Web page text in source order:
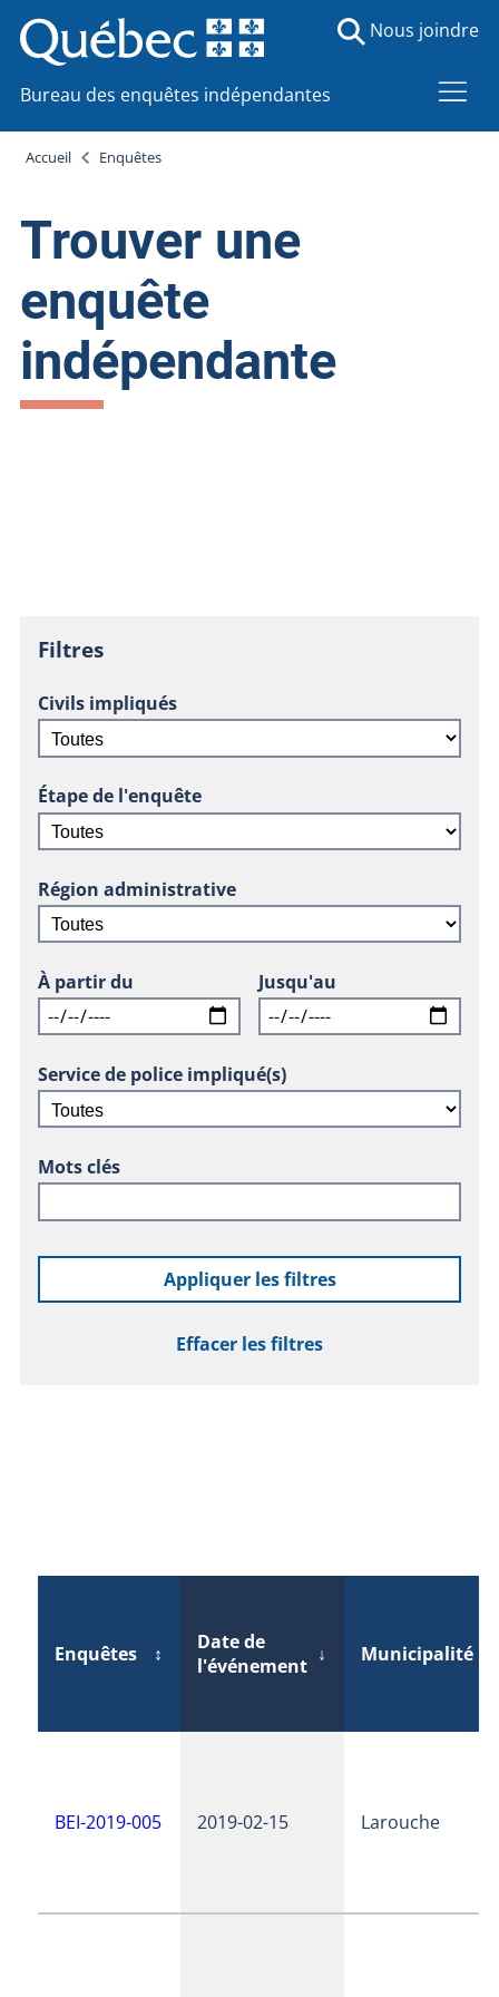
Bureau des enquêtes indépendantes
Nous joindre
Accueil Enquêtes
Trouver une
enquête
indépendante
Filtres
Civils impliqués
Étape de l'enquête
Région administrative
À partir du Jusqu'au
Service de police impliqué(s)
Mots clés
Appliquer les filtres
Effacer les filtres
Enquêtes ↕
Date de
l'événement ↓ Municipalité
BEI-2019-005 2019-02-15 Larouche